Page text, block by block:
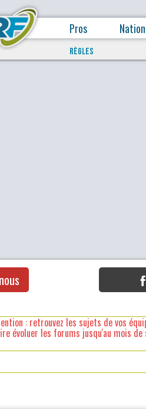
Pros
RÈGLES
: retrouvez les sujets de vos
évoluer les forums jusqu'au mois